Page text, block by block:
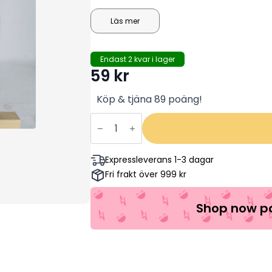
mammor. Men Sune brukar lösa det
får han helt enkelt använda huvudet
Läs mer
Endast 2 kvar i lager
59 kr
Köp & tjäna 89 poäng!
Sune
Och
Värld:
Charmknutten
(Begagnad)
mängd
Expressleverans 1-3 dagar
Fri frakt över 999 kr
Shop now